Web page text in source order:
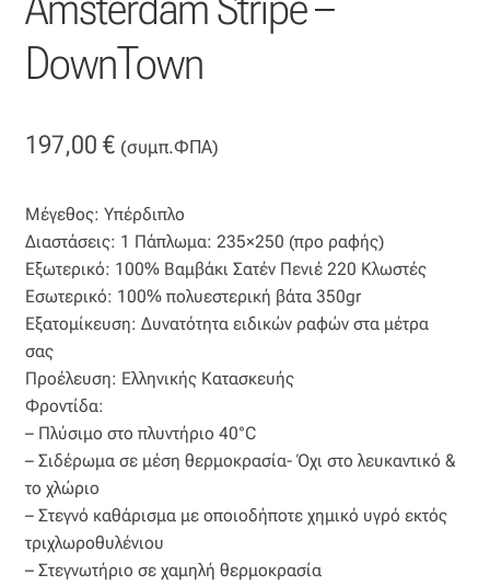
Βαμβακοσατέν
Βελουτέ
Βουάλ
Γάζα
Γκρο
Δαντέλα
Δίχτυ
Επιπλόπανο
Ζακάρ
DownTown
197,00 € (συμπ.ΦΠΑ)
Μέγεθος: Υπέρδιπλο
Διαστάσεις: 1 Πάπλωμα: 235×250 (προ ραφής)
Εξωτερικό: 100% Βαμβάκι Σατέν Πενιέ 220 Κλωστές
Εσωτερικό: 100% πολυεστερική βάτα 350gr
Εξατομίκευση: Δυνατότητα ειδικών ραφών στα μέτρα
σας
Προέλευση: Ελληνικής Κατασκευής
Φροντίδα:
– Πλύσιμο στο πλυντήριο 40°C
– Σιδέρωμα σε μέση θερμοκρασία- Όχι στο λευκαντικό &
το χλώριο
– Στεγνό καθάρισμα με οποιοδήποτε χημικό υγρό εκτός
τριχλωροθυλένιου
– Στεγνωτήριο σε χαμηλή θερμοκρασία